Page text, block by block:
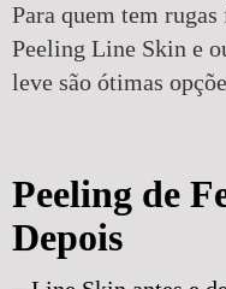
Para quem tem
Peeling Line Skin e
leve são ótimas
Peeling de
Depois